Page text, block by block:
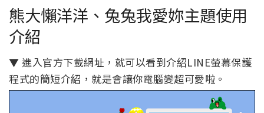
熊大懶洋洋、兔兔我愛妳主題使用
介紹
▼ 進入官方下載網址，就可以看到介紹LINE螢幕保護
程式的簡短介紹，就是會讓你電腦變超可愛啦。